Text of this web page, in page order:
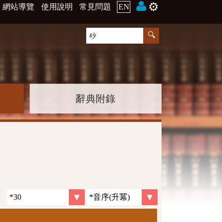
網站導覽 使用說明 常見問題 EN ⚙️
辭典附錄